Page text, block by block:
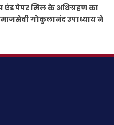
एंड पेपर मिल के अधिग्रहण का
गोकुलानंद उपाध्याय ने